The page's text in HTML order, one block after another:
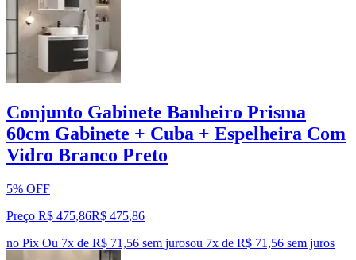
Conjunto Gabinete Banheiro Prisma
60cm Gabinete + Cuba + Espelheira Com
Vidro Branco Preto
5% OFF
Preço R$ 475,86R$ 475,86
no Pix Ou 7x de R$ 71,56 sem jurosou 7x de R$ 71,56 sem juros